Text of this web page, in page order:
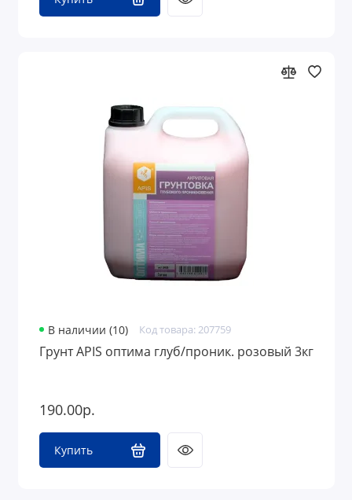
В наличии (10) Код товара: 207759
Грунт APIS оптима глуб/проник. розовый 3кг
190.00р.
Купить